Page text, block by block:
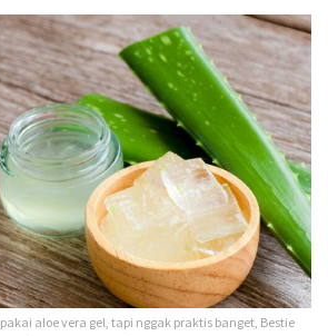
aloe vera gel, tapi nggak praktis banget, Bestie